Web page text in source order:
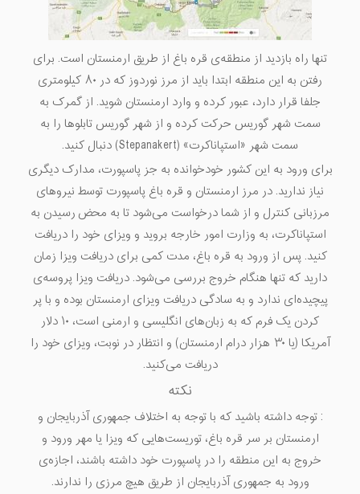
تنها راه بازدید از منطقه‌ی قره باغ از طریق ارمنستان است. برای
رفتن به این منطقه ابتدا باید از مرز نوردوز که در ۸۰ کیلومتری
جلفا قرار دارد، عبور کرده و وارد ارمنستان شوید. از گمرک به
سمت شهر گوریس حرکت کرده و از شهر گوریس تابلوها را به
سمت شهر «استپاناکرت» (Stepanakert) دنبال کنید.
برای ورود به این کشور خودخوانده به جز پاسپورت، مدارک دیگری
نیاز ندارید. در مرز ارمنستان و قره باغ پاسپورت توسط نیروهای
مرزبانی کنترل و از شما درخواست می‌شود تا به محض رسیدن به
استپاناکرت، به وزارت امور خارجه بروید و ویزای خود را دریافت
کنید. پس از ورود به قره باغ، مدت کمی برای دریافت ویزا زمان
دارید که تنها هنگام خروج بررسی می‌شود. دریافت ویزا پروسه‌ی
پیچیده‌ای ندارد و به سادگی دریافت ویزای ارمنستان بوده و با پر
کردن یک فرم که به زبان‌های انگلیسی و ارمنی است، ۱۰ دلار
آمریکا (یا ۳۰ هزار درام ارمنستان) و انتظار در نوبت، ویزای خود را
دریافت می‌کنید.
نکته
:توجه داشته باشید که با توجه به اختلاف جمهوری آذربایجان و
ارمنستان بر سر قره باغ، توریست‌هایی که ویزا یا مهر ورود و
خروج به این منطقه را در پاسپورت خود داشته باشند، اجازه‌ی
ورود به جمهوری آذربایجان از طریق هیچ مرزی را ندارند.